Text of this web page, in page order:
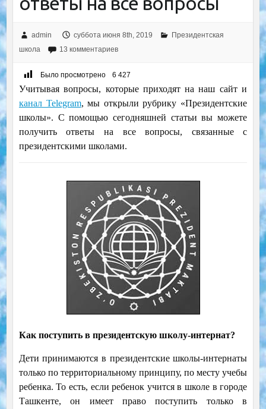
admin суббота июня 8th, 2019
Президентская
школа
13 комментариев
Было просмотрено 6 427
Учитывая вопросы, которые приходят на наш сайт и
канал Telegram, мы открыли рубрику «Президентские
школы». С помощью сегодняшней статьи вы можете
получить ответы на все вопросы, связанные с
президентскими школами.
Как поступить в президентскую школу-интернат?
Дети принимаются в президентские школы-интернаты
только по территориальному принципу, по месту учебы
ребенка. То есть, если ребенок учится в школе в городе
Ташкенте, он имеет право поступить только в